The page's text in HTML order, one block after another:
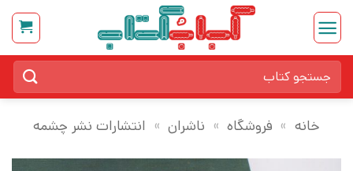
Skip
content
برای:
خانه » فروشگاه » ناشران » انتشارات نشر چشمه